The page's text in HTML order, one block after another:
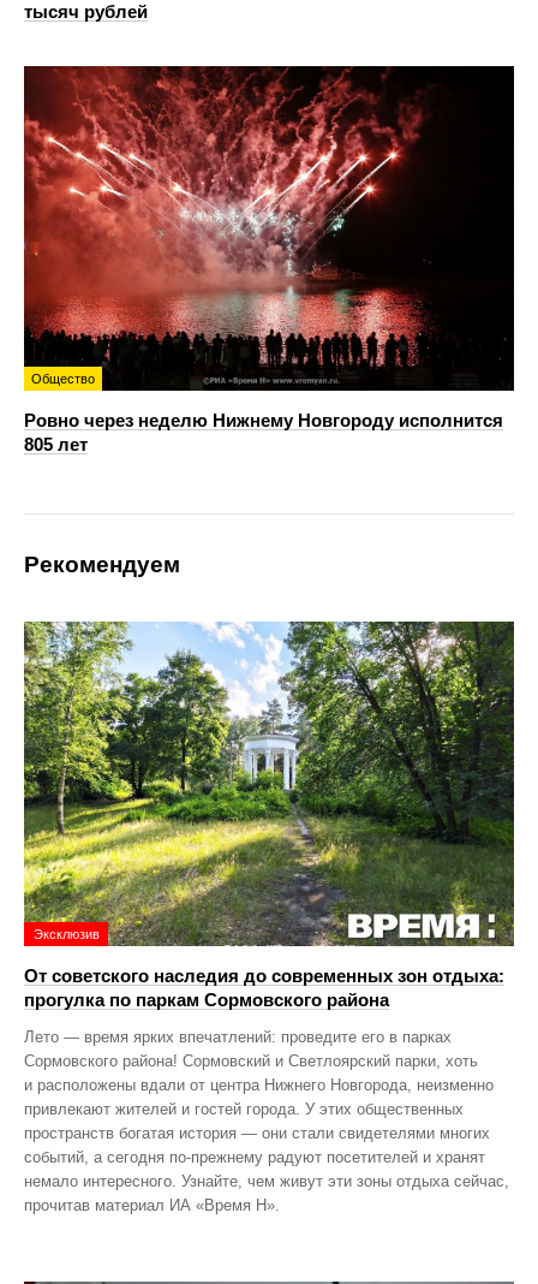
тысяч рублей
Общество
Ровно через неделю Нижнему Новгороду исполнится
805 лет
Рекомендуем
Эксклюзив
От советского наследия до современных зон отдыха:
прогулка по паркам Сормовского района
Лето — время ярких впечатлений: проведите его в парках
Сормовского района! Сормовский и Светлоярский парки, хоть
и расположены вдали от центра Нижнего Новгорода, неизменно
привлекают жителей и гостей города. У этих общественных
пространств богатая история — они стали свидетелями многих
событий, а сегодня по‑прежнему радуют посетителей и хранят
немало интересного. Узнайте, чем живут эти зоны отдыха сейчас,
прочитав материал ИА «Время Н».